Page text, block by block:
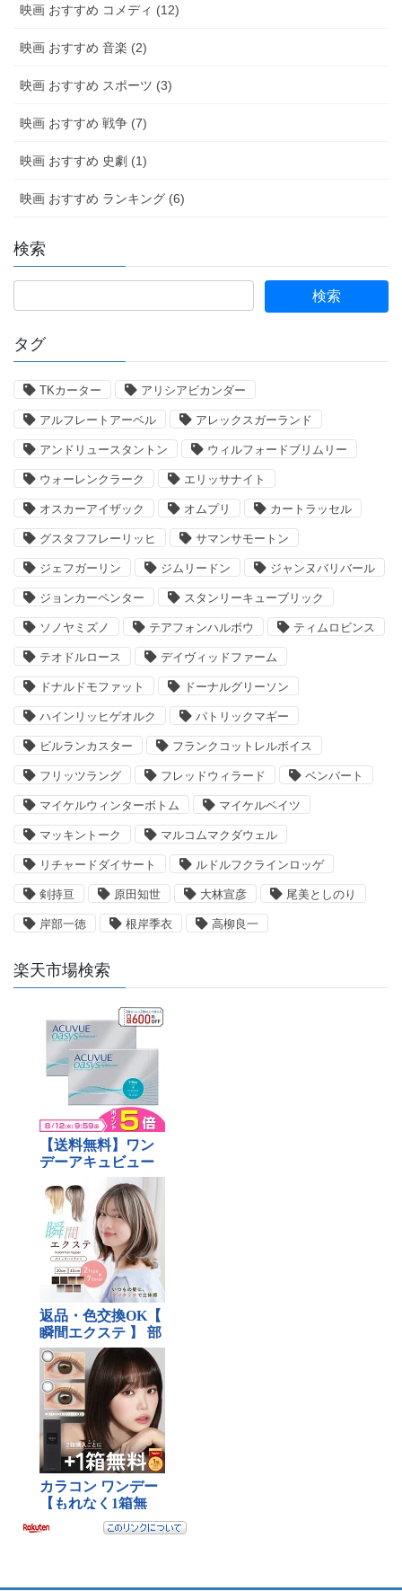
映画 おすすめ コメディ (12)
映画 おすすめ 音楽 (2)
映画 おすすめ スポーツ (3)
映画 おすすめ 戦争 (7)
映画 おすすめ 史劇 (1)
映画 おすすめ ランキング (6)
検索
タグ
TKカーター アリシアビカンダー
アルフレートアーベル アレックスガーランド
アンドリュースタントン ウィルフォードブリムリー
ウォーレンクラーク エリッサナイト
オスカーアイザック オムプリ カートラッセル
グスタフフレーリッヒ サマンサモートン
ジェフガーリン ジムリードン ジャンヌバリバール
ジョンカーペンター スタンリーキューブリック
ソノヤミズノ テアフォンハルボウ ティムロビンス
テオドルロース デイヴィッドファーム
ドナルドモファット ドーナルグリーソン
ハインリッヒゲオルク パトリックマギー
ビルランカスター フランクコットレルボイス
フリッツラング フレッドウィラード ベンバート
マイケルウィンターボトム マイケルベイツ
マッキントーク マルコムマクダウェル
リチャードダイサート ルドルフクラインロッゲ
剣持亘 原田知世 大林宣彦 尾美としのり
岸部一徳 根岸季衣 高柳良一
楽天市場検索